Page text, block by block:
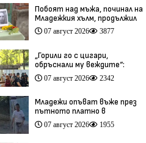
Побоят над мъжа, починал на
Младежкия хълм, продължил
повече от час (видео)
07 август 2026 3877
„Горили го с цигари,
обръснали му веждите“:
Побойниците от Пловдив
остават в ареста (видео)
07 август 2026 2342
Младежи опъват въже през
пътното платно в
столичния квартал „Обеля“
(видео)
07 август 2026 1955